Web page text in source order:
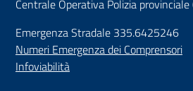
Centrale Operativa Polizia
Emergenza Stradale 335.6425246
Numeri Emergenza dei Comprensori
Infoviabilità